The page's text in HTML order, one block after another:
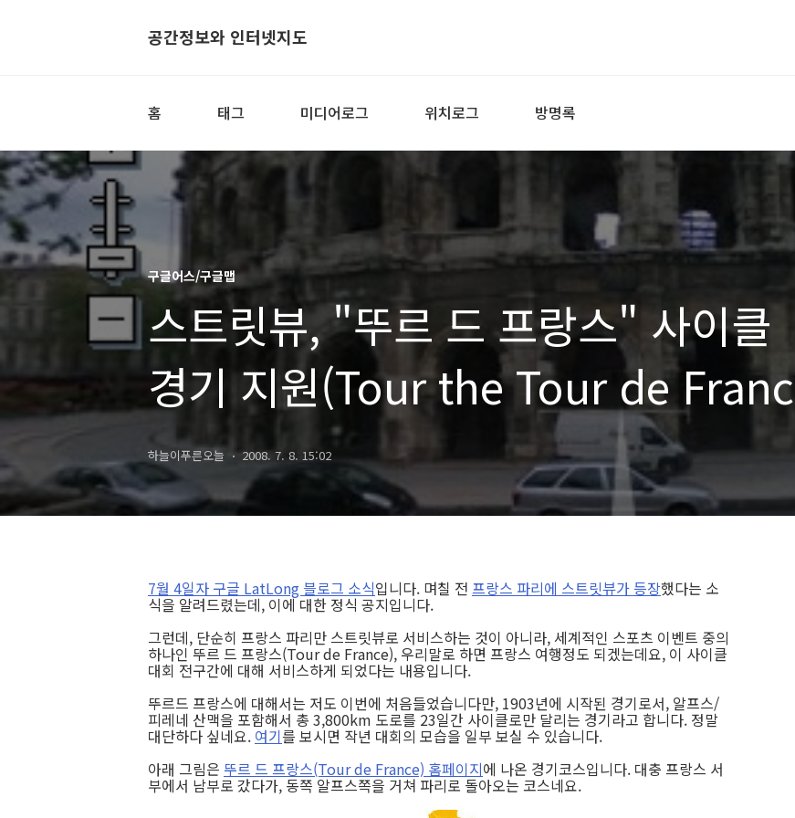
공간정보와 인터넷지도
홈 태그 미디어로그 위치로그 방명록
구글어스/구글맵
스트릿뷰, "뚜르 드 프랑스" 사이클
경기 지원(Tour the Tour de
with Street View)
하늘이푸른오늘 2008. 7. 8. 15:02
7월 4일자 구글 LatLong 블로그 소식입니다. 며칠 전 프랑스 파리에 스트릿뷰가 등장했다는 소
식을 알려드렸는데, 이에 대한 정식 공지입니다.
그런데, 단순히 프랑스 파리만 스트릿뷰로 서비스하는 것이 아니라, 세계적인 스포츠 이벤트 중의
하나인 뚜르 드 프랑스(Tour de France), 우리말로 하면 프랑스 여행정도 되겠는데요, 이 사이클
대회 전구간에 대해 서비스하게 되었다는 내용입니다.
뚜르드 프랑스에 대해서는 저도 이번에 처음들었습니다만, 1903년에 시작된 경기로서, 알프스/
피레네 산맥을 포함해서 총 3,800km 도로를 23일간 사이클로만 달리는 경기라고 합니다. 정말
대단하다 싶네요. 여기를 보시면 작년 대회의 모습을 일부 보실 수 있습니다.
아래 그림은 뚜르 드 프랑스(Tour de France) 홈페이지에 나온 경기코스입니다. 대충 프랑스 서
부에서 남부로 갔다가, 동쪽 알프스쪽을 거쳐 파리로 돌아오는 코스네요.